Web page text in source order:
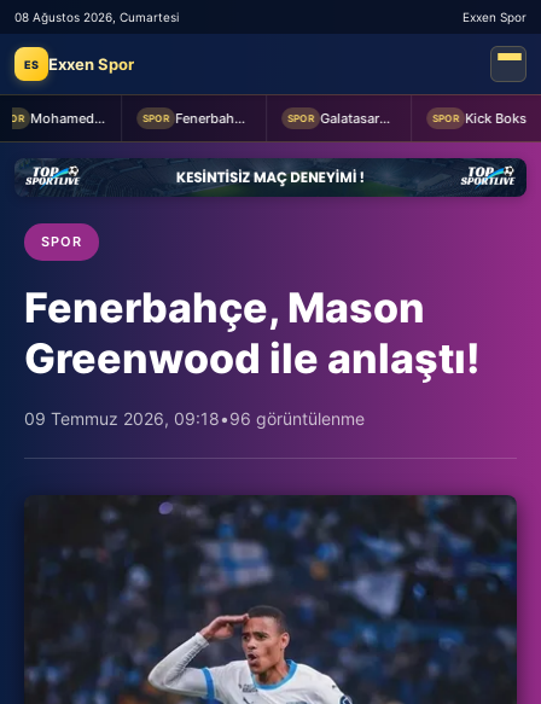
08 Ağustos 2026, Cumartesi Exxen Spor
ES Exxen Spor
Mohamed Salah Trabzonspor'da! SPOR Fenerbahçe'de sürpriz ayrılık ihtimali! Devre arasında gelmişti SPOR Galatasaray taraftarından yönetime transfer tepkisi! SPOR Kick Boks Milli Takımı, Akdeniz Oyunları'ndaki gösteri turnuvasını 10 madalyayla tamamladı
SPOR
Fenerbahçe, Mason
Greenwood ile anlaştı!
09 Temmuz 2026, 09:18•96 görüntülenme